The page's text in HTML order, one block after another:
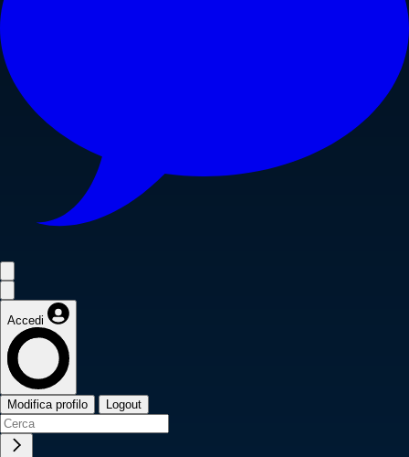
Accedi
Modifica profilo Logout